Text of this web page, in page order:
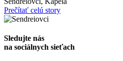
Prečítať celú story
Sledujte nás
na sociálnych sieťach